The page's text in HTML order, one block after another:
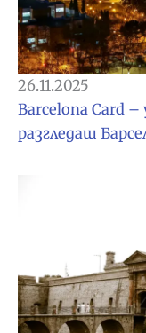
26.11.2025
Barcelona Card
разгледаш